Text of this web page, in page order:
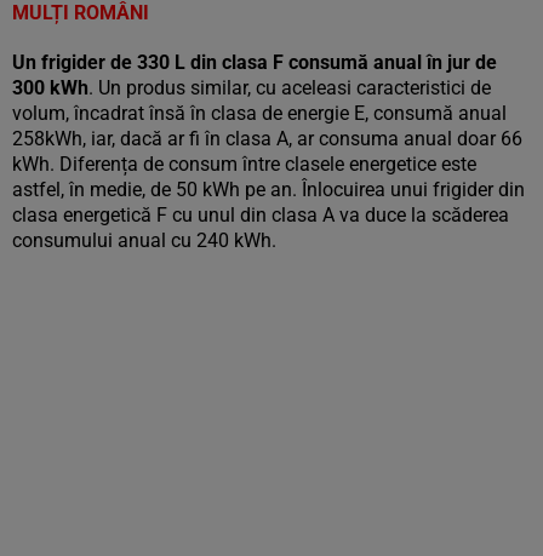
MULȚI ROMÂNI
Un frigider de 330 L din clasa F consumă anual în jur de
300 kWh. Un produs similar, cu aceleasi caracteristici de
volum, încadrat însă în clasa de energie E, consumă anual
258kWh, iar, dacă ar fi în clasa A, ar consuma anual doar 66
kWh. Diferența de consum între clasele energetice este
astfel, în medie, de 50 kWh pe an. Înlocuirea unui frigider din
clasa energetică F cu unul din clasa A va duce la scăderea
consumului anual cu 240 kWh.